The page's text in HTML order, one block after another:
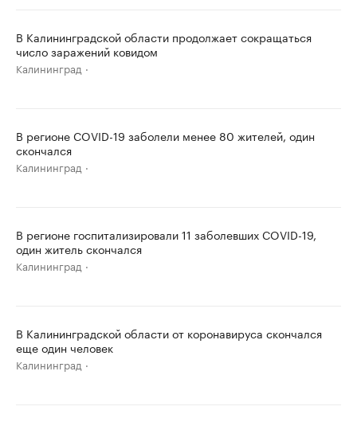
В Калининградской области продолжает сокращаться
число заражений ковидом
Калининград
В регионе COVID-19 заболели менее 80 жителей, один
скончался
Калининград
В регионе госпитализировали 11 заболевших COVID-19,
один житель скончался
Калининград
В Калининградской области от коронавируса скончался
еще один человек
Калининград